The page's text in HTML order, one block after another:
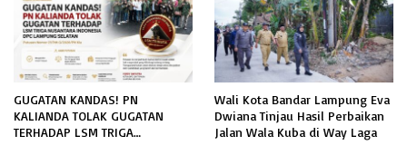
GUGATAN KANDAS! PN
KALIANDA TOLAK GUGATAN
TERHADAP LSM TRIGA
Wali Kota Bandar Lampung Eva
Dwiana Tinjau Hasil Perbaikan
Jalan Wala Kuba di Way Laga